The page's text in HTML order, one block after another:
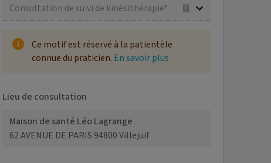
Consultation de suivi de kinésithérapie*
Ce motif est réservé à la patientèle
connue du praticien. En savoir plus
Lieu de consultation
Maison de santé Léo Lagrange
62 AVENUE DE PARIS 94800 Villejuif